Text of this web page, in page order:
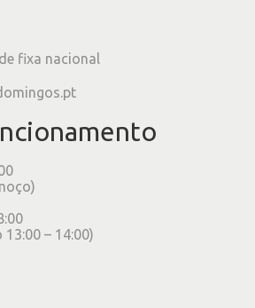
fixa nacional
– 14:00)